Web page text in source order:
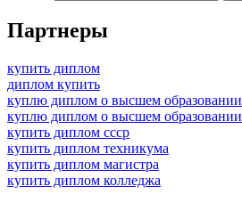
Партнеры
купить диплом
диплом купить
куплю диплом о высшем образовании
куплю диплом о высшем образовании
купить диплом ссср
купить диплом техникума
купить диплом магистра
купить диплом колледжа